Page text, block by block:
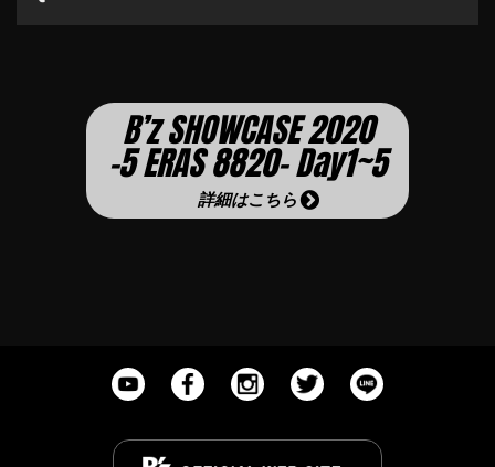
B’z SHOWCASE 2020
-5 ERAS 8820- Day1~5
詳細はこちら